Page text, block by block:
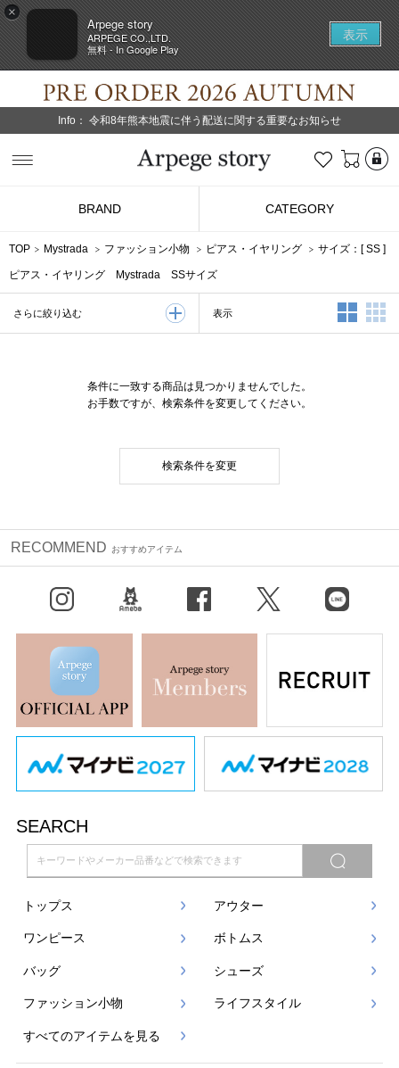
×
Arpege story
ARPEGE CO.,LTD.
無料 - In Google Play
表示
Info： 令和8年熊本地震に伴う配送に関する重要なお知らせ
お気に入り
BRAND CATEGORY
TOP Mystrada ファッション小物 ピアス・イヤリング サイズ：[SS ]
ピアス・イヤリング Mystrada SSサイズ
さらに絞り込む 表示 2列表示
条件に一致する商品は見つかりませんでした。
お手数ですが、検索条件を変更してください。
検索条件を変更
RECOMMEND おすすめアイテム
X（旧Twitter） LINE
SEARCH
トップス アウター
ワンピース ボトムス
バッグ シューズ
ファッション小物 ライフスタイル
すべてのアイテムを見る